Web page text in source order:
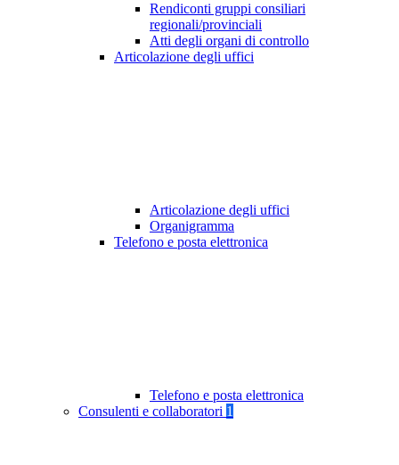
Rendiconti gruppi consiliari
regionali/provinciali
Atti degli organi di controllo
Articolazione degli uffici
Articolazione degli uffici
Organigramma
Telefono e posta elettronica
Telefono e posta elettronica
Consulenti e collaboratori 1